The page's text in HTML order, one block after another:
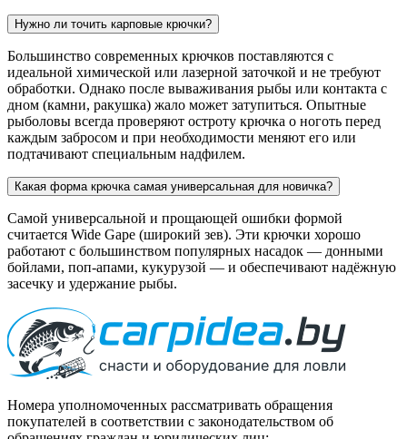
Нужно ли точить карповые крючки?
Большинство современных крючков поставляются с
идеальной химической или лазерной заточкой и не требуют
обработки. Однако после вываживания рыбы или контакта с
дном (камни, ракушка) жало может затупиться. Опытные
рыболовы всегда проверяют остроту крючка о ноготь перед
каждым забросом и при необходимости меняют его или
подтачивают специальным надфилем.
Какая форма крючка самая универсальная для новичка?
Самой универсальной и прощающей ошибки формой
считается Wide Gape (широкий зев). Эти крючки хорошо
работают с большинством популярных насадок — донными
бойлами, поп-апами, кукурузой — и обеспечивают надёжную
засечку и удержание рыбы.
Номера уполномоченных рассматривать обращения
покупателей в соответствии с законодательством об